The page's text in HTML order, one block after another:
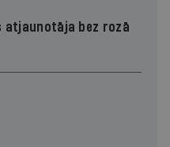
atjaunotāja bez rozā